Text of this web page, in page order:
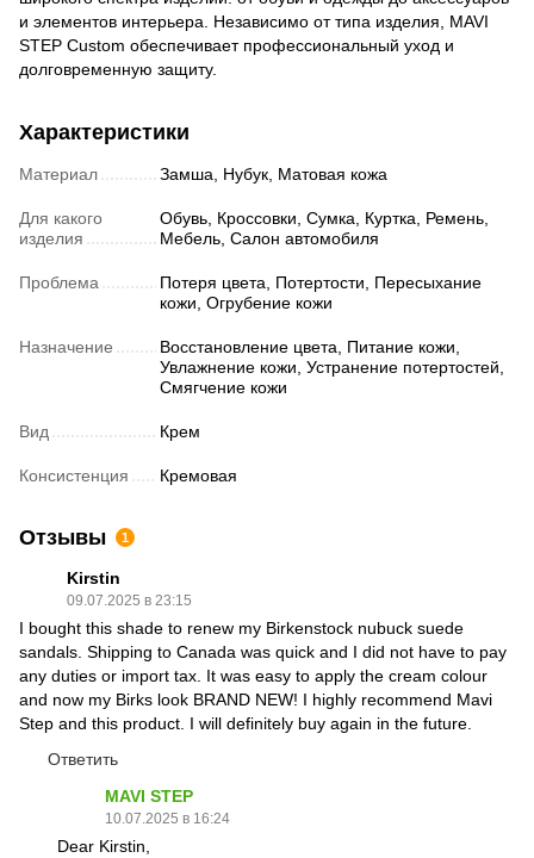
и элементов интерьера. Независимо от типа изделия, MAVI
STEP Custom обеспечивает профессиональный уход и
долговременную защиту.
Характеристики
Материал Замша, Нубук, Матовая кожа
Для какого
изделия
Обувь, Кроссовки, Сумка, Куртка, Ремень,
Мебель, Салон автомобиля
Проблема
Потеря цвета, Потертости, Пересыхание
кожи, Огрубение кожи
Назначение
Восстановление цвета, Питание кожи,
Увлажнение кожи, Устранение потертостей,
Смягчение кожи
Вид Крем
Консистенция Кремовая
Отзывы 1
Kirstin
09.07.2025 в 23:15
I bought this shade to renew my Birkenstock nubuck suede
sandals. Shipping to Canada was quick and I did not have to pay
any duties or import tax. It was easy to apply the cream colour
and now my Birks look BRAND NEW! I highly recommend Mavi
Step and this product. I will definitely buy again in the future.
Ответить
MAVI STEP
10.07.2025 в 16:24
Dear Kirstin,